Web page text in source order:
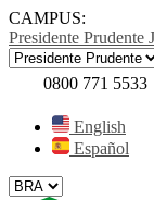
CAMPUS:
Presidente Prudente
0800 771 5533
English
Español